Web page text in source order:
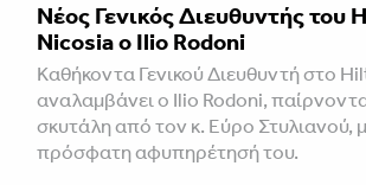
Νέος Γενικός Διευθυντής του
Nicosia ο Ilio Rodoni
Καθήκοντα Γενικού Διευθυντή στο
αναλαμβάνει ο Ilio Rodoni,
σκυτάλη από τον κ. Εύρο Στυλιανού,
πρόσφατη αφυπηρέτησή του.